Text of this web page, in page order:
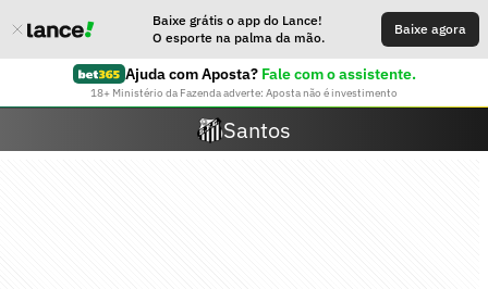
Baixe grátis o app do Lance!
O esporte na palma da mão.
Baixe agora
Ajuda com Aposta? Fale com o assistente.
18+ Ministério da Fazenda adverte: Aposta não é investimento
Santos